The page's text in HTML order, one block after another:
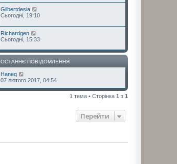
Gilbertdesia
Сьогодні, 19:10
Richardgen
Сьогодні, 15:33
ОСТАННЄ ПОВІДОМЛЕННЯ
Haneq
07 лютого 2017, 04:54
1 тема • Сторінка 1 з 1
Перейти